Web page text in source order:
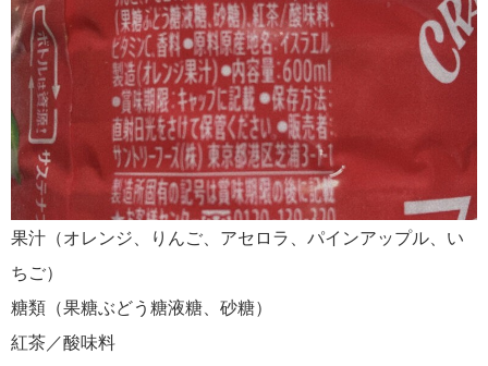
果汁（オレンジ、りんご、アセロラ、パインアップル、い
ちご）
糖類（果糖ぶどう糖液糖、砂糖）
紅茶／酸味料